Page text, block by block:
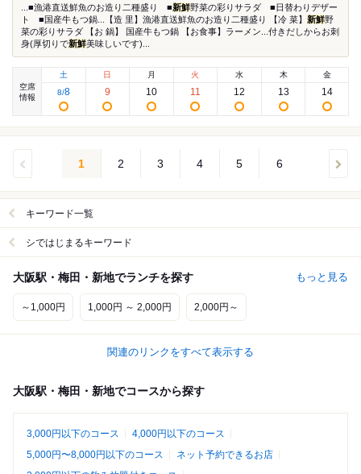
...■漁港直送鮮魚のお造り二種盛り ■新鮮野菜の彩りサラダ ■日替わりデザー
ト ■国産牛もつ鍋...【造 里】漁港直送鮮魚のお造り二種盛り 【冷 菜】 新鮮野
菜の彩りサラダ 【お 鍋】 国産牛もつ鍋 【お食事】ラーメン...付きだしからお刺
身(厚切りで新鮮美味しいです)...
空席
情報
土
8/8
日
9
月
10
火
11
水
12
木
13
金
14
1 2 3 4 5 6
キーワード一覧
シではじまるキーワード
大阪駅・梅田・新地でランチを探す もっと見る
～1,000円 1,000円 ～ 2,000円 2,000円～
関連のリンクをすべて表示する
大阪駅・梅田・新地でコースから探す
3,000円以下のコース
4,000円以下のコース
5,000円〜8,000円以下のコース
ネット予約できるお店